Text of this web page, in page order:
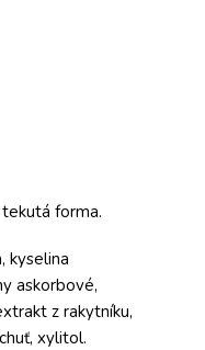
forma.
kyselina
askorbové,
z rakytníku,
xylitol.